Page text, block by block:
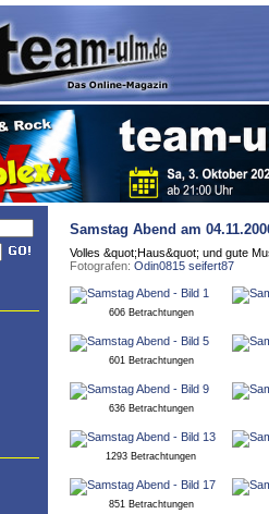
Samstag Abend am
Volles &quot;Haus&quot; und gute
Fotografen: Odin0815 seifert87
606 Betrachtungen
601 Betrachtungen
636 Betrachtungen
1293 Betrachtungen
851 Betrachtungen